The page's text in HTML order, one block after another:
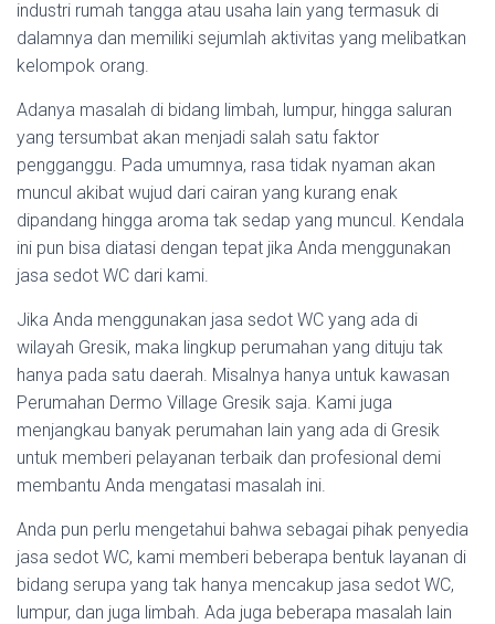
industri rumah tangga atau usaha lain yang termasuk di
dalamnya dan memiliki sejumlah aktivitas yang melibatkan
kelompok orang.
Adanya masalah di bidang limbah, lumpur, hingga saluran
yang tersumbat akan menjadi salah satu faktor
pengganggu. Pada umumnya, rasa tidak nyaman akan
muncul akibat wujud dari cairan yang kurang enak
dipandang hingga aroma tak sedap yang muncul. Kendala
ini pun bisa diatasi dengan tepat jika Anda menggunakan
jasa sedot WC dari kami.
Jika Anda menggunakan jasa sedot WC yang ada di
wilayah Gresik, maka lingkup perumahan yang dituju tak
hanya pada satu daerah. Misalnya hanya untuk kawasan
Perumahan Dermo Village Gresik saja. Kami juga
menjangkau banyak perumahan lain yang ada di Gresik
untuk memberi pelayanan terbaik dan profesional demi
membantu Anda mengatasi masalah ini.
Anda pun perlu mengetahui bahwa sebagai pihak penyedia
jasa sedot WC, kami memberi beberapa bentuk layanan di
bidang serupa yang tak hanya mencakup jasa sedot WC,
lumpur, dan juga limbah. Ada juga beberapa masalah lain